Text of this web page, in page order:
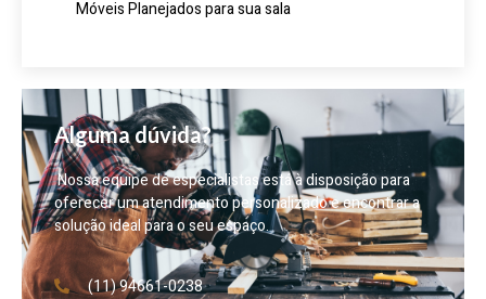
Móveis Planejados para sua sala
Alguma dúvida?
Nossa equipe de especialistas está à disposição para
oferecer um atendimento personalizado e encontrar a
solução ideal para o seu espaço.
(11) 94661-0238